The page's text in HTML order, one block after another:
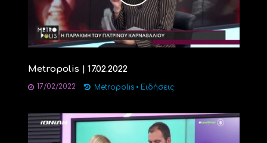
Metropolis | 17.02.2022
17/02/2022 Metropolis • Ειδήσεις